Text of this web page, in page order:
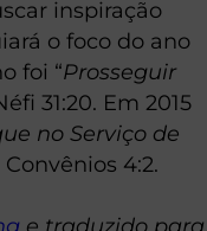
inspiração
o foco do ano
foi “Prosseguir
31:20. Em 2015
no Serviço de
4:2.